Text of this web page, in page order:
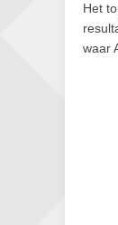
Het
waar